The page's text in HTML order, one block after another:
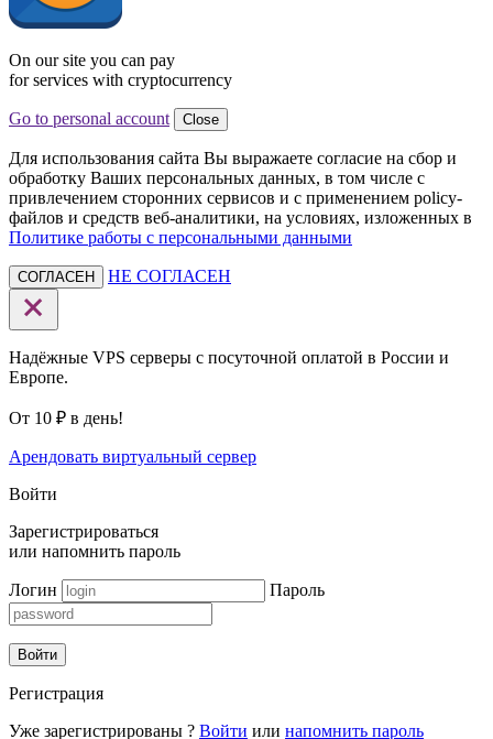
On our site you can pay
for services with cryptocurrency
Go to personal account Close
Для использования сайта Вы выражаете согласие на сбор и
обработку Ваших персональных данных, в том числе с
привлечением сторонних сервисов и с применением policy-
файлов и средств веб-аналитики, на условиях, изложенных в
Политике работы с персональными данными
СОГЛАСЕН НЕ СОГЛАСЕН
Надёжные VPS серверы с посуточной оплатой в России и
Европе.
От 10 ₽ в день!
Арендовать виртуальный сервер
Войти
Зарегистрироваться
или напомнить пароль
Логин Пароль
Войти
Регистрация
Уже зарегистрированы ? Войти или напомнить пароль